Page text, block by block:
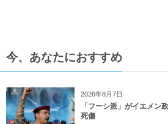
今、あなたにおすすめ
2026年8月7日
「フーシ派」がイエメン
死傷